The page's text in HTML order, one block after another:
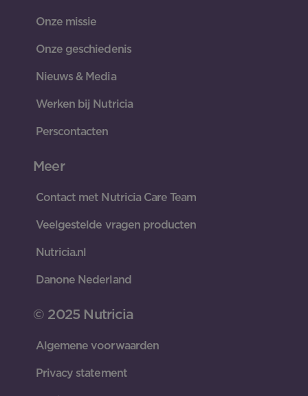
Onze missie
Onze geschiedenis
Nieuws & Media
Werken bij Nutricia
Perscontacten
Meer
Contact met Nutricia Care Team
Veelgestelde vragen producten
Nutricia.nl
Danone Nederland
© 2025 Nutricia
Algemene voorwaarden
Privacy statement